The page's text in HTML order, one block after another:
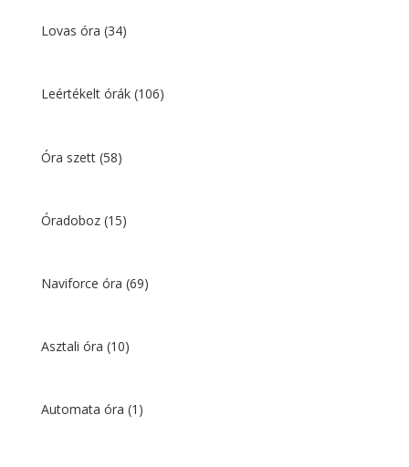
Lovas óra (34)
Leértékelt órák (106)
Óra szett (58)
Óradoboz (15)
Naviforce óra (69)
Asztali óra (10)
Automata óra (1)